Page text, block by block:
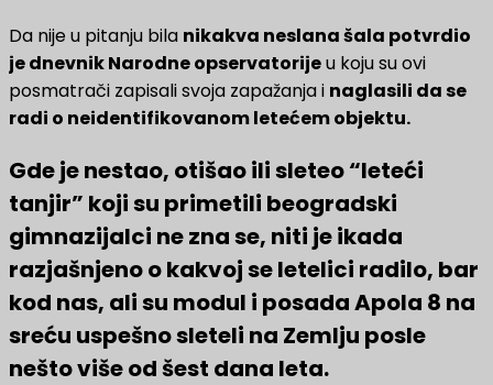
Da nije u pitanju bila nikakva neslana šala potvrdio
je dnevnik Narodne opservatorijeu koju su ovi
posmatrači zapisali svoja zapažanja i naglasili da se
radi o neidentifikovanom letećem objektu.
Gde je nestao, otišao ili sleteo “leteći
tanjir” koji su primetili beogradski
gimnazijalci ne zna se, niti je ikada
razjašnjeno o kakvoj se letelici radilo, bar
kod nas, ali su modul i posada Apola 8 na
sreću uspešno sleteli na Zemlju posle
nešto više od šest dana leta.